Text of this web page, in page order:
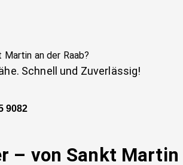
Martin an der Raab?
Schnell und Zuverlässig!
9082
– von Sankt Martin